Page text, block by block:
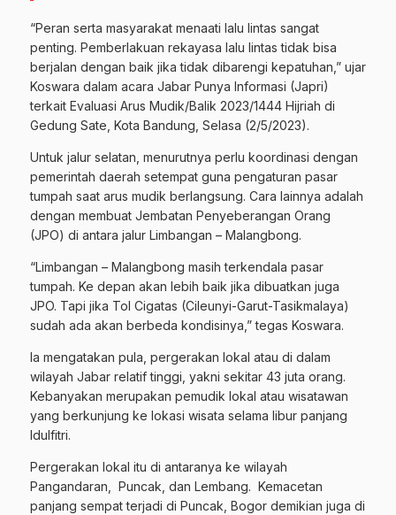
“Peran serta masyarakat menaati lalu lintas sangat
penting. Pemberlakuan rekayasa lalu lintas tidak bisa
berjalan dengan baik jika tidak dibarengi kepatuhan,” ujar
Koswara dalam acara Jabar Punya Informasi (Japri)
terkait Evaluasi Arus Mudik/Balik 2023/1444 Hijriah di
Gedung Sate, Kota Bandung, Selasa (2/5/2023).
Untuk jalur selatan, menurutnya perlu koordinasi dengan
pemerintah daerah setempat guna pengaturan pasar
tumpah saat arus mudik berlangsung. Cara lainnya adalah
dengan membuat Jembatan Penyeberangan Orang
(JPO) di antara jalur Limbangan – Malangbong.
“Limbangan – Malangbong masih terkendala pasar
tumpah. Ke depan akan lebih baik jika dibuatkan juga
JPO. Tapi jika Tol Cigatas (Cileunyi-Garut-Tasikmalaya)
sudah ada akan berbeda kondisinya,” tegas Koswara.
Ia mengatakan pula, pergerakan lokal atau di dalam
wilayah Jabar relatif tinggi, yakni sekitar 43 juta orang.
Kebanyakan merupakan pemudik lokal atau wisatawan
yang berkunjung ke lokasi wisata selama libur panjang
Idulfitri.
Pergerakan lokal itu di antaranya ke wilayah
Pangandaran, Puncak, dan Lembang. Kemacetan
panjang sempat terjadi di Puncak, Bogor demikian juga di